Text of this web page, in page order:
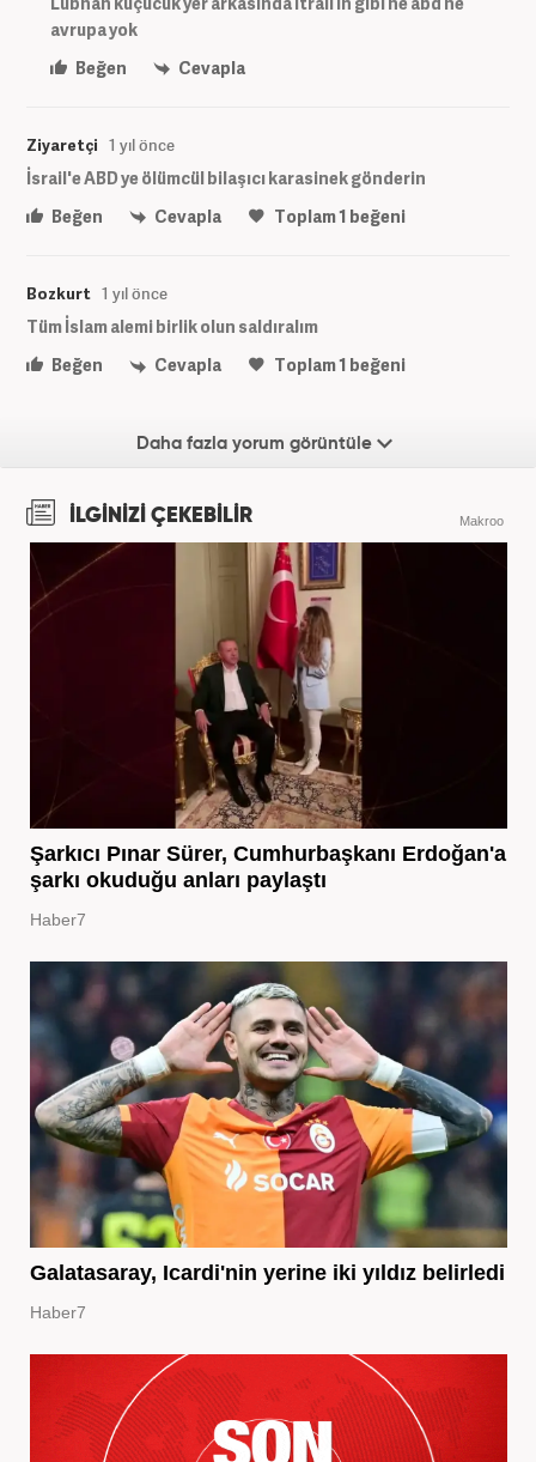
avrupa yok
Beğen
Cevapla
Ziyaretçi 1 yıl önce
İsrail'e ABD ye ölümcül bilaşıcı karasinek gönderin
Beğen
Cevapla Toplam1 beğeni
Bozkurt 1 yıl önce
Tüm İslam alemi birlik olun saldıralım
Beğen
Cevapla Toplam1 beğeni
Daha fazla yorum görüntüle
İLGİNİZİ ÇEKEBİLİR Makroo
Şarkıcı Pınar Sürer, Cumhurbaşkanı Erdoğan'a
şarkı okuduğu anları paylaştı
Haber7
Galatasaray, Icardi'nin yerine iki yıldız belirledi
Haber7